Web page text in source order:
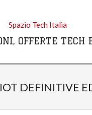
OFFERTE TECH
DEFINITIVE